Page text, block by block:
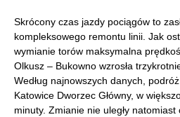
Skrócony czas jazdy pociągów to
kompleksowego remontu linii. Jak
wymianie torów maksymalna
Olkusz – Bukowno wzrosła
Według najnowszych danych,
Katowice Dworzec Główny, w
minuty. Zmianie nie uległy